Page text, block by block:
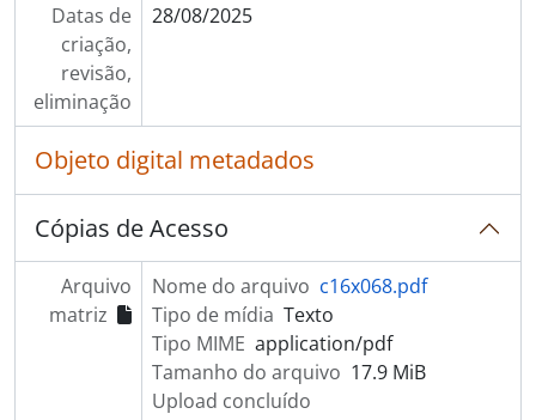
Datas de
criação,
revisão,
eliminação
28/08/2025
Objeto digital metadados
Cópias de Acesso
Arquivo
matriz
Nome do arquivo c16x068.pdf
Tipo de mídia Texto
Tipo MIME application/pdf
Tamanho do arquivo 17.9 MiB
Upload concluído